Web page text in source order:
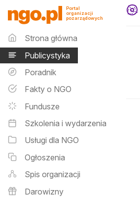
Publicystyka -
Portal
organizacji
pozarządowych
Menu główne
Strona główna
Publicystyka
Poradnik
Fakty o NGO
Fundusze
Szkolenia i wydarzenia
Usługi dla NGO
Ogłoszenia
Spis organizacji
Darowizny